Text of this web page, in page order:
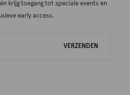
krijg toegang tot speciale events en
early access.
VERZENDEN